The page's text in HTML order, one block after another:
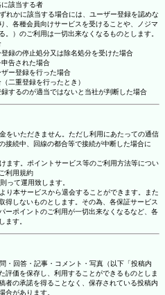
該当する者
れかに該当する場合には、ユーザー登録を認めな
、各種会員向けサービスを受けることや、ノジマ
）のご利用は一切出来なくなるものとします。
録の停止処分又は除名処分を受けた場合
告された場合
ー登録を行った場合
二重登録を行ったとき）
するのが適当ではないと当社が判断した場合
をいただきません。ただし利用にあたっての通信
接続中、回線の都合等で接続が中断した場合に
ます。ポイントサービス等のご利用方法等につい
利用規約
って運用致します。
り本サービスから退会することができます。また
得しないものとします。その為、各保証サービス
ーポイントのご利用が一切出来なくなるなど、各
ます。
・回答・記事・コメント・写真（以下「投稿内
評価を保存し、利用することができるものとしま
者の承諾を得ることなく、保存されている投稿内
合があります。